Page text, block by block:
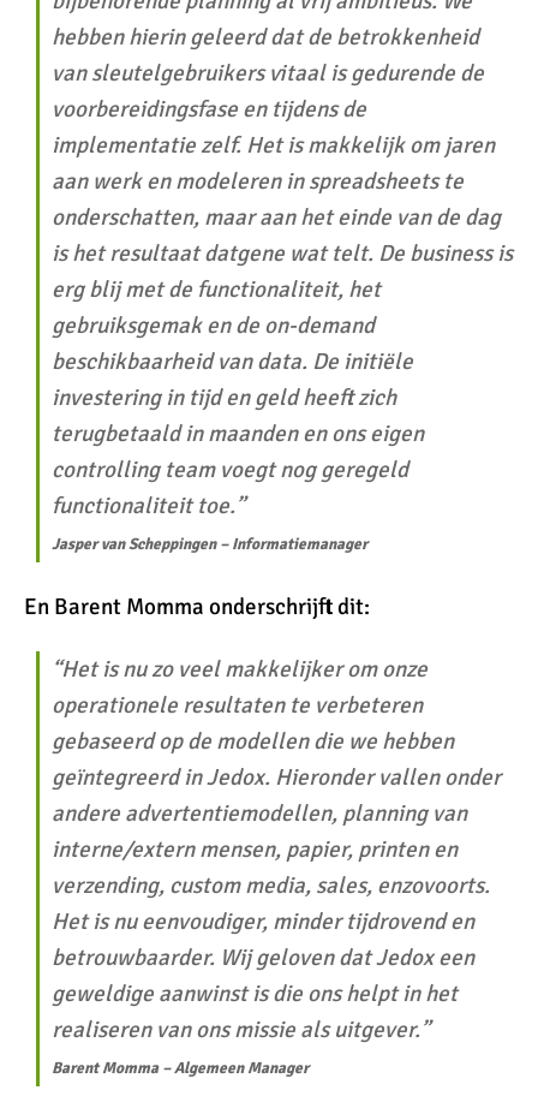
hebben hierin geleerd dat de betrokkenheid
van sleutelgebruikers vitaal is gedurende de
voorbereidingsfase en tijdens de
implementatie zelf. Het is makkelijk om jaren
aan werk en modeleren in spreadsheets te
onderschatten, maar aan het einde van de dag
is het resultaat datgene wat telt. De business is
erg blij met de functionaliteit, het
gebruiksgemak en de on-demand
beschikbaarheid van data. De initiële
investering in tijd en geld heeft zich
terugbetaald in maanden en ons eigen
controlling team voegt nog geregeld
functionaliteit toe.”
Jasper van Scheppingen – Informatiemanager
En Barent Momma onderschrijft dit:
“Het is nu zo veel makkelijker om onze
operationele resultaten te verbeteren
gebaseerd op de modellen die we hebben
geïntegreerd in Jedox. Hieronder vallen onder
andere advertentiemodellen, planning van
interne/extern mensen, papier, printen en
verzending, custom media, sales, enzovoorts.
Het is nu eenvoudiger, minder tijdrovend en
betrouwbaarder. Wij geloven dat Jedox een
geweldige aanwinst is die ons helpt in het
realiseren van ons missie als uitgever.”
Barent Momma – Algemeen Manager